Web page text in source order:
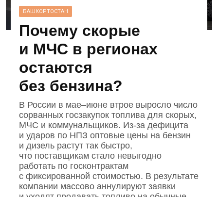
БАШКОРТОСТАН
Почему скорые
и МЧС в регионах
остаются
без бензина?
В России в мае–июне втрое выросло число
сорванных госзакупок топлива для скорых,
МЧС и коммунальщиков. Из‑за дефицита
и ударов по НПЗ оптовые цены на бензин
и дизель растут так быстро,
что поставщикам стало невыгодно
работать по госконтрактам
с фиксированной стоимостью. В результате
компании массово аннулируют заявки